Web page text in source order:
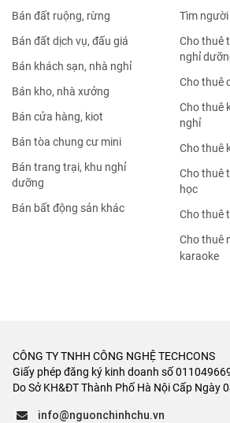
Bán đất ruộng, rừng
Bán đất dịch vụ, đấu giá
Bán khách sạn, nhà nghỉ
Bán kho, nhà xưởng
Bán cửa hàng, kiot
Bán tòa chung cư mini
Bán trang trại, khu nghỉ
dưỡng
Bán bất động sản khác
Tìm
Cho thuê
nghỉ
Cho thuê
Cho thuê
nghỉ
Cho thuê
Cho thuê
học
Cho thuê
Cho thuê
karaoke
CÔNG TY TNHH CÔNG NGHỆ TECHCONS
Giấy phép đăng ký kinh doanh số
Do Sở KH&ĐT Thành Phố Hà Nội Cấp Ngày
info@nguonchinhchu.vn